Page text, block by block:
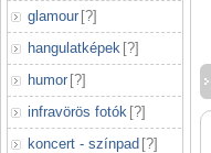
glamour [?]
hangulatképek [?]
humor [?]
infravörös fotók [?]
koncert - színpad [?]